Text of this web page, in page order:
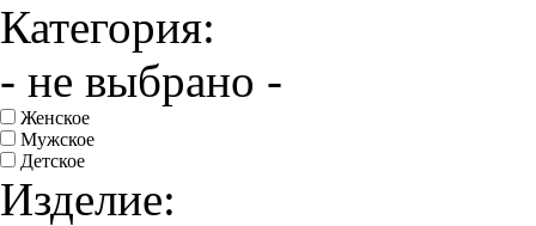
Категория:
- не выбрано -
Женское
Мужское
Детское
Изделие: